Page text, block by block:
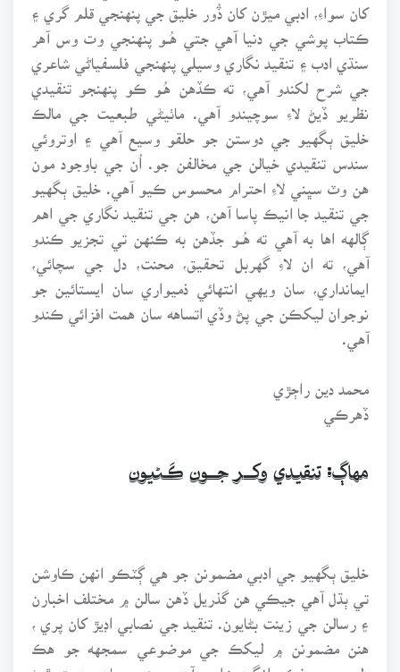
کان سواءِ، ادبي ميڙن کان ڏُور خليق جي پنهنجي قلم گري ۽
ڪتاب پوشي جي دنيا آهي جتي هُــو پنهنجي وت وس آهر
سنڌي ادب ۽ تنقيد نگاري وسيلي پنهنجي فلسفياڻي شاعري
جي شرح لکندو آهي، ته ڪڏهن هُـو ڪو پنهنجو تنقيدي
نظريو ڏيڻ لاءِ سوچيندو آهي. ماٺيڻي طبعيت جي مالڪ
خليق ٻگهيو جي دوستن جو حلقو وسيع آهي ۽ اوتروئي
سندس تنقيدي خيالن جي مخالفن جو. اُن جي باوجود مون
هن وٽ سڀني لاءِ احترام محسوس ڪيو آهي. خليق ٻگهيو
جي تنقيد جا انيڪ پاسا آهن، هن جي تنقيد نگاري جي اهم
ڳالهه اها به آهي ته هُــو جڏهن به ڪنهن تي تجزيو ڪندو
آهي، ته ان لاءِ گهربل تحقيق، محنت، دل جي سچائي،
ايمانداري، سان ويهي انتهائي ذميواري سان ايستائين جو
نوجوان ليکڪن جي پڻ وڏي اتساهه سان همت افزائي ڪندو
آهي.
محمد دين راڄڙي
ڏهرڪي
مهاڳ: تنقيدي وکــر جــون ڪَـڻـيـون
خليق ٻگهيو جي ادبي مضمونن جو هي ڳٽڪو انهن ڪاوشن
تي ٻڌل آهي جيڪي هن گذريل ڏهن سالن ۾ مختلف اخبارن
۽ رسالن جي زينت بڻايون. تنقيد جي نصابي اڊيڙ کان پري ،
هنن مضمونن ۾ ليکڪ جي موضوعي سمجهه جو هڪ
دلچسپ ۽ فڪر انگيز زاويو آهي، جنهن سان سهمت ٿيڻ